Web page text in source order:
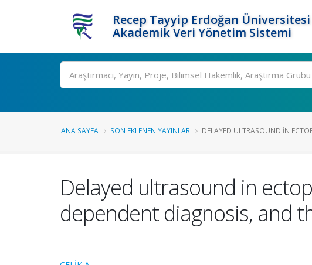
Recep Tayyip Erdoğan Üniversitesi
Akademik Veri Yönetim Sistemi
Ara
ANA SAYFA SON EKLENEN YAYINLAR DELAYED ULTRASOUND IN
Delayed ultrasound in
dependent diagnosis, and